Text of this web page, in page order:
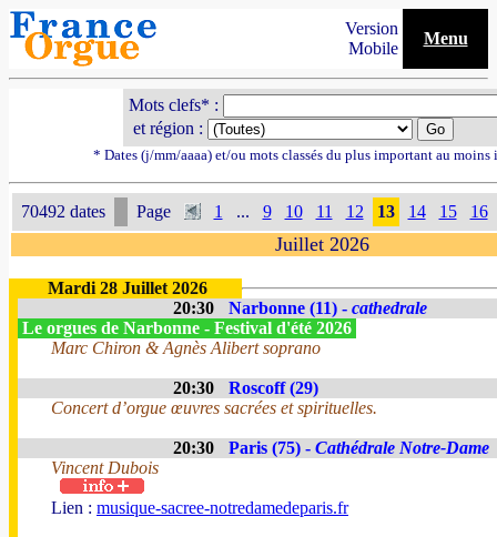
Version
Mobile
Menu
Mots clefs* :
et région :
* Dates (j/mm/aaaa) et/ou mots classés du plus important au moins
70492 dates Page 1 ... 9 10 11 12 13 14 15 16
Juillet 2026
Mardi 28 Juillet 2026
20:30
Narbonne (11) - cathedrale
Le orgues de Narbonne - Festival d'été 2026
Marc Chiron & Agnès Alibert soprano
20:30
Roscoff (29)
Concert d’orgue œuvres sacrées et spirituelles.
20:30 Paris (75) - Cathédrale Notre-Dame
Vincent Dubois
Lien : musique-sacree-notredamedeparis.fr